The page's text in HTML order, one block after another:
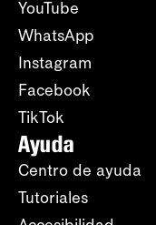
YouTube
WhatsApp
Instagram
Facebook
TikTok
Ayuda
Centro de ayuda
Tutoriales